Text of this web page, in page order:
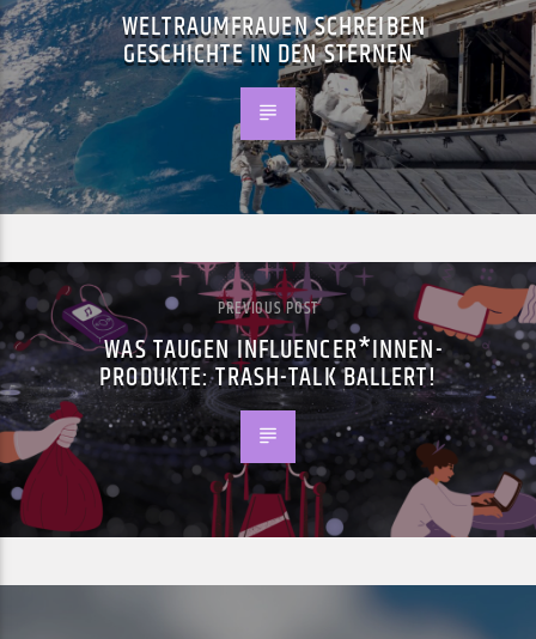
WELTRAUMFRAUEN SCHREIBEN
GESCHICHTE IN DEN STERNEN
PREVIOUS POST
WAS TAUGEN INFLUENCER*INNEN-
PRODUKTE: TRASH-TALK BALLERT!